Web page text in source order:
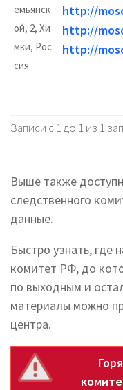
емьянск
ой, 2, Хи
мки, Рос
сия
http://
http://
http://
Записи с 1 до 1 из 1
Выше также
следственного
данные.
Быстро узнать, где
комитет РФ, до
по выходным и
материалы можно
центра.